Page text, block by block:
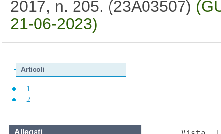
2017, n. 205. (23A03507)
21-06-2023)